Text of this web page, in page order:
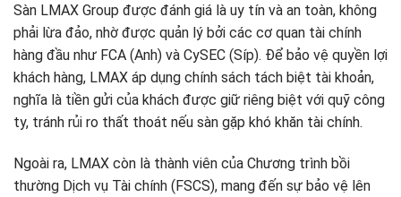
Sàn LMAX Group được đánh giá là uy tín và an toàn, không
phải lừa đảo, nhờ được quản lý bởi các cơ quan tài chính
hàng đầu như FCA (Anh) và CySEC (Síp). Để bảo vệ quyền lợi
khách hàng, LMAX áp dụng chính sách tách biệt tài khoản,
nghĩa là tiền gửi của khách được giữ riêng biệt với quỹ công
ty, tránh rủi ro thất thoát nếu sàn gặp khó khăn tài chính.
Ngoài ra, LMAX còn là thành viên của Chương trình bồi
thường Dịch vụ Tài chính (FSCS), mang đến sự bảo vệ lên